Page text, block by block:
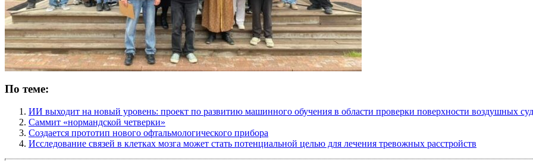
По теме:
ИИ выходит на новый уровень: проект по развитию машинного обучения в области проверки поверхности воздушных
Саммит «нормандской четверки»
Создается прототип нового офтальмологического прибора
Исследование связей в клетках мозга может стать потенциальной целью для лечения тревожных расстройств